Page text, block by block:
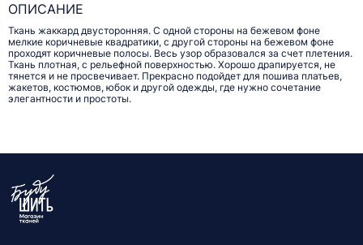
ОПИСАНИЕ
Ткань жаккард двусторонняя. С одной стороны на бежевом фоне
мелкие коричневые квадратики, с другой стороны на бежевом фоне
проходят коричневые полосы. Весь узор образовался за счет плетения.
Ткань плотная, с рельефной поверхностью. Хорошо драпируется, не
тянется и не просвечивает. Прекрасно подойдет для пошива платьев,
жакетов, костюмов, юбок и другой одежды, где нужно сочетание
элегантности и простоты.